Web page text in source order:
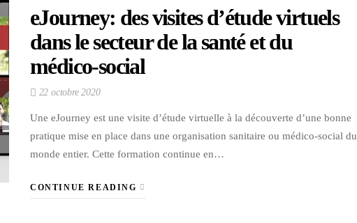
eJourney: des visites d’étude virtuels
dans le secteur de la santé et du
médico-social
22 octobre 2020
Une eJourney est une visite d’étude virtuelle à la découverte d’une bonne
pratique mise en place dans une organisation sanitaire ou médico-social du
monde entier. Cette formation continue en…
CONTINUE READING